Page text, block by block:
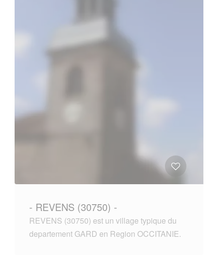
- REVENS (30750) -
REVENS (30750) est un village typique du
departement GARD en Region OCCITANIE.